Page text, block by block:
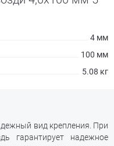
4 мм
100 мм
5.08 кг
вид крепления. При
гарантирует надежное